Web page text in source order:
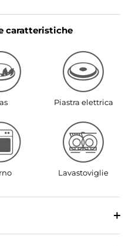
caratteristiche
Piastra elettrica
Lavastoviglie